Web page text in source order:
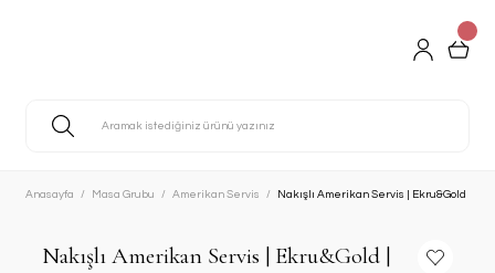
Anasayfa Masa Grubu Amerikan Servis Nakışlı Amerikan Servis | Ekru&Gold | 6’lı
Nakışlı Amerikan Servis | Ekru&Gold |